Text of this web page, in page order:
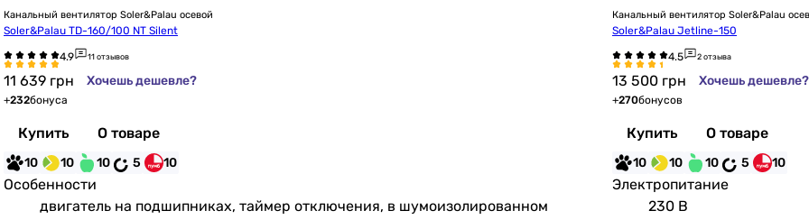
Канальный вентилятор Soler&Palau осевой
Soler&Palau TD-160/100 NT Silent
11 отзывов
11 639 грн Хочешь дешевле?
+232бонуса
Купить О товаре
10 10 10 5 10
Особенности
двигатель на подшипниках, таймер отключения, в шумоизолированном
Канальный вентилятор Soler&Palau
Soler&Palau Jetline-150
2 отзыва
13 500 грн Хочешь дешевле?
+270бонусов
Купить О товаре
10 10 10 5 10
Электропитание
230 В